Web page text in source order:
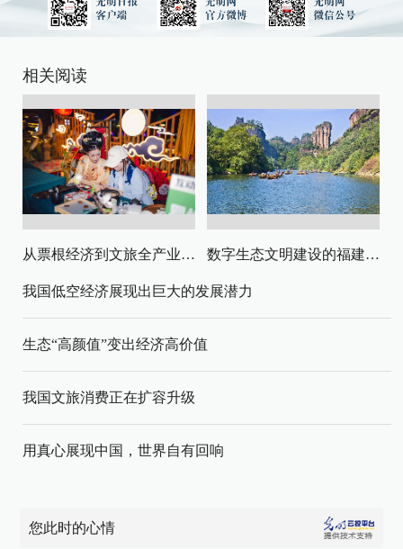
相关阅读
从票根经济到文旅全产业链升级 数字生态文明建设的福建路径与启示
我国低空经济展现出巨大的发展潜力
生态“高颜值”变出经济高价值
我国文旅消费正在扩容升级
用真心展现中国，世界自有回响
您此时的心情